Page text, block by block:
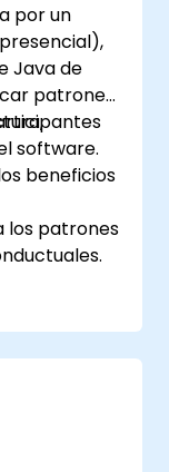
por un
Java de
patrones
software.
beneficios
los patrones
existentes
diseño.